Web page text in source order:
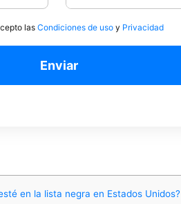
lasCondiciones de usoy Privacidad
Enviar
en la lista negra en Estados Unidos?